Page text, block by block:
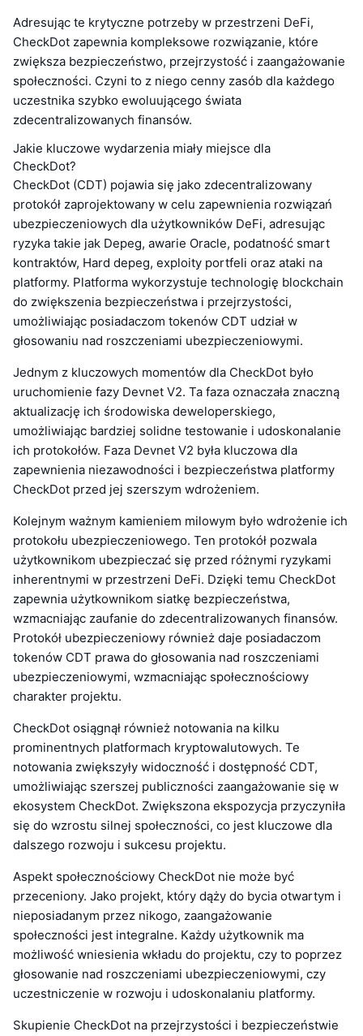
Adresując te krytyczne potrzeby w przestrzeni DeFi,
CheckDot zapewnia kompleksowe rozwiązanie, które
zwiększa bezpieczeństwo, przejrzystość i zaangażowanie
społeczności. Czyni to z niego cenny zasób dla każdego
uczestnika szybko ewoluującego świata
zdecentralizowanych finansów.
Jakie kluczowe wydarzenia miały miejsce dla
CheckDot?
CheckDot (CDT) pojawia się jako zdecentralizowany
protokół zaprojektowany w celu zapewnienia rozwiązań
ubezpieczeniowych dla użytkowników DeFi, adresując
ryzyka takie jak Depeg, awarie Oracle, podatność smart
kontraktów, Hard depeg, exploity portfeli oraz ataki na
platformy. Platforma wykorzystuje technologię blockchain
do zwiększenia bezpieczeństwa i przejrzystości,
umożliwiając posiadaczom tokenów CDT udział w
głosowaniu nad roszczeniami ubezpieczeniowymi.
Jednym z kluczowych momentów dla CheckDot było
uruchomienie fazy Devnet V2. Ta faza oznaczała znaczną
aktualizację ich środowiska deweloperskiego,
umożliwiając bardziej solidne testowanie i udoskonalanie
ich protokołów. Faza Devnet V2 była kluczowa dla
zapewnienia niezawodności i bezpieczeństwa platformy
CheckDot przed jej szerszym wdrożeniem.
Kolejnym ważnym kamieniem milowym było wdrożenie ich
protokołu ubezpieczeniowego. Ten protokół pozwala
użytkownikom ubezpieczać się przed różnymi ryzykami
inherentnymi w przestrzeni DeFi. Dzięki temu CheckDot
zapewnia użytkownikom siatkę bezpieczeństwa,
wzmacniając zaufanie do zdecentralizowanych finansów.
Protokół ubezpieczeniowy również daje posiadaczom
tokenów CDT prawa do głosowania nad roszczeniami
ubezpieczeniowymi, wzmacniając społecznościowy
charakter projektu.
CheckDot osiągnął również notowania na kilku
prominentnych platformach kryptowalutowych. Te
notowania zwiększyły widoczność i dostępność CDT,
umożliwiając szerszej publiczności zaangażowanie się w
ekosystem CheckDot. Zwiększona ekspozycja przyczyniła
się do wzrostu silnej społeczności, co jest kluczowe dla
dalszego rozwoju i sukcesu projektu.
Aspekt społecznościowy CheckDot nie może być
przeceniony. Jako projekt, który dąży do bycia otwartym i
nieposiadanym przez nikogo, zaangażowanie
społeczności jest integralne. Każdy użytkownik ma
możliwość wniesienia wkładu do projektu, czy to poprzez
głosowanie nad roszczeniami ubezpieczeniowymi, czy
uczestniczenie w rozwoju i udoskonalaniu platformy.
Skupienie CheckDot na przejrzystości i bezpieczeństwie